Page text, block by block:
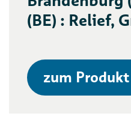
(BE) : Relief,
zum Produkt